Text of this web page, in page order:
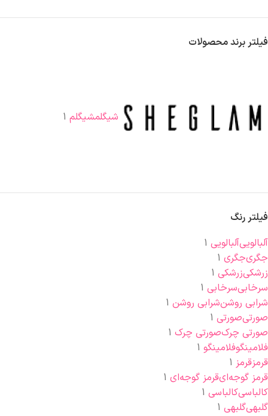
فیلتر برند محصولات
شیگلمشیگلم 1
فیلتر رنگ
آلبالوییآلبالویی 1
جگریجگری 1
زرشکیزرشکی 1
سرخابیسرخابی 1
شرابی روشنشرابی روشن 1
صورتیصورتی 1
صورتی چرکصورتی چرک 1
فلامینگوفلامینگو 1
قرمزقرمز 1
قرمز گوجه‌ایقرمز گوجه‌ای 1
کالباسیکالباسی 1
گلبهیگلبهی 1